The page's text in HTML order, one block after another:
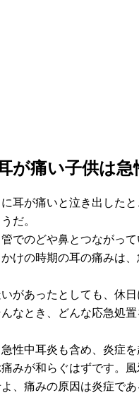
が痛い子供は
耳が痛いと泣き出した
だ。
でのどや鼻とつながっ
けの時期の耳の痛みは
があったとしても、休
なとき、どんな応急処置
性中耳炎も含め、炎症
みが和らぐはずです。
、痛みの原因は炎症で